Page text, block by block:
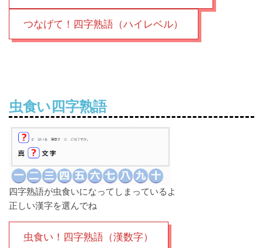
つなげて！四字熟語（ハイレベル）
虫食い四字熟語
四字熟語が虫食いになってしまっているよ
正しい漢字を選んでね
虫食い！四字熟語（漢数字）